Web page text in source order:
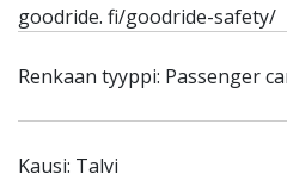
goodride. fi/goodride-safety/
Renkaan tyyppi: Passenger
Kausi: Talvi